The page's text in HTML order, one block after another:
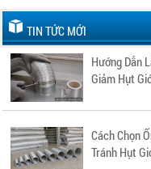
TIN TỨC MỚI
Hướng Dẫn
Giảm Hụt
Cách Chọn
Tránh Hụt